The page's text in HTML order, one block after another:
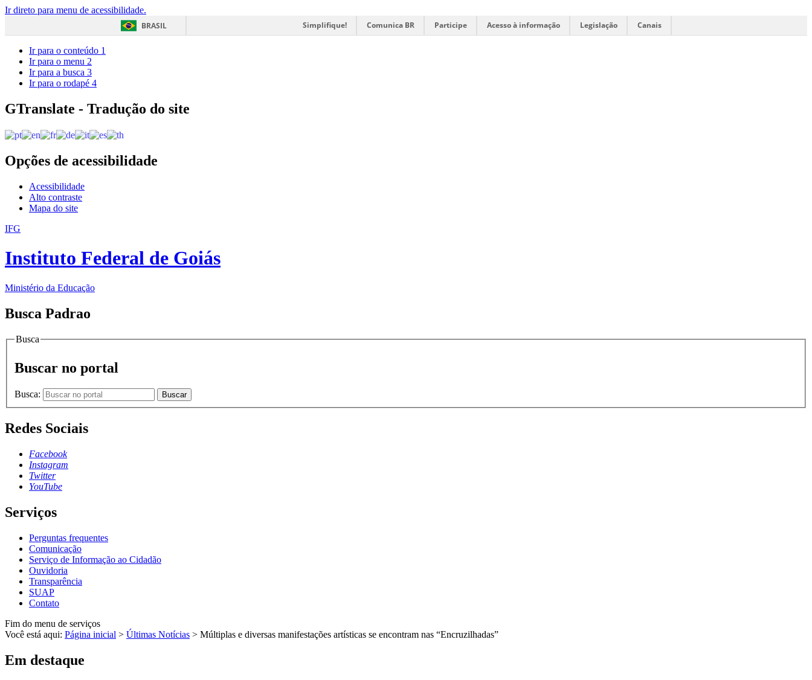
Ir direto para menu de acessibilidade.
BRASIL
Simplifique! Comunica BR Participe Acesso à informação Legislação Canais
Ir para o conteúdo 1
Ir para o menu 2
Ir para a busca 3
Ir para o rodapé 4
GTranslate - Tradução do site
Opções de acessibilidade
Acessibilidade
Alto contraste
Mapa do site
IFG
Instituto Federal de Goiás
Ministério da Educação
Busca Padrao
Busca
Buscar no portal
Busca: Buscar
Redes Sociais
Facebook
Instagram
Twitter
YouTube
Serviços
Perguntas frequentes
Comunicação
Serviço de Informação ao Cidadão
Ouvidoria
Transparência
SUAP
Contato
Fim do menu de serviços
Você está aqui: Página inicial > Últimas Notícias > Múltiplas e diversas manifestações artísticas se encontram nas “Encruzilhadas”
Em destaque